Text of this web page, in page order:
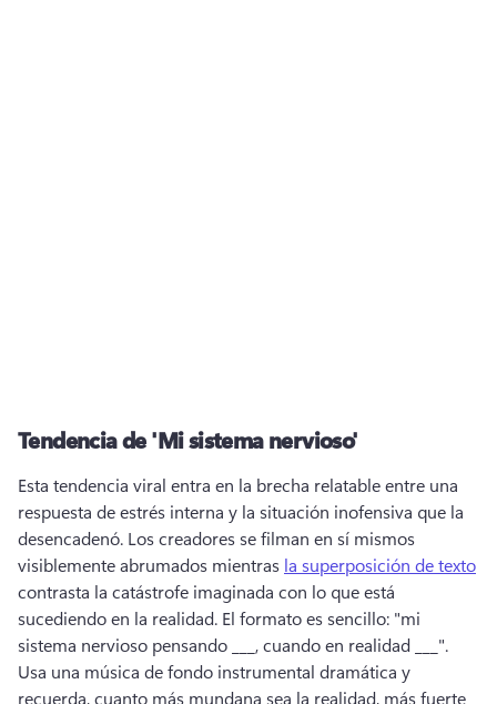
Tendencia de 'Mi sistema nervioso'
Esta tendencia viral entra en la brecha relatable entre una
respuesta de estrés interna y la situación inofensiva que la
desencadenó. Los creadores se filman en sí mismos
visiblemente abrumados mientras la superposición de texto
contrasta la catástrofe imaginada con lo que está
sucediendo en la realidad. El formato es sencillo: "mi
Usa una música de fondo instrumental dramática y
recuerda, cuanto más mundana sea la realidad, más fuerte